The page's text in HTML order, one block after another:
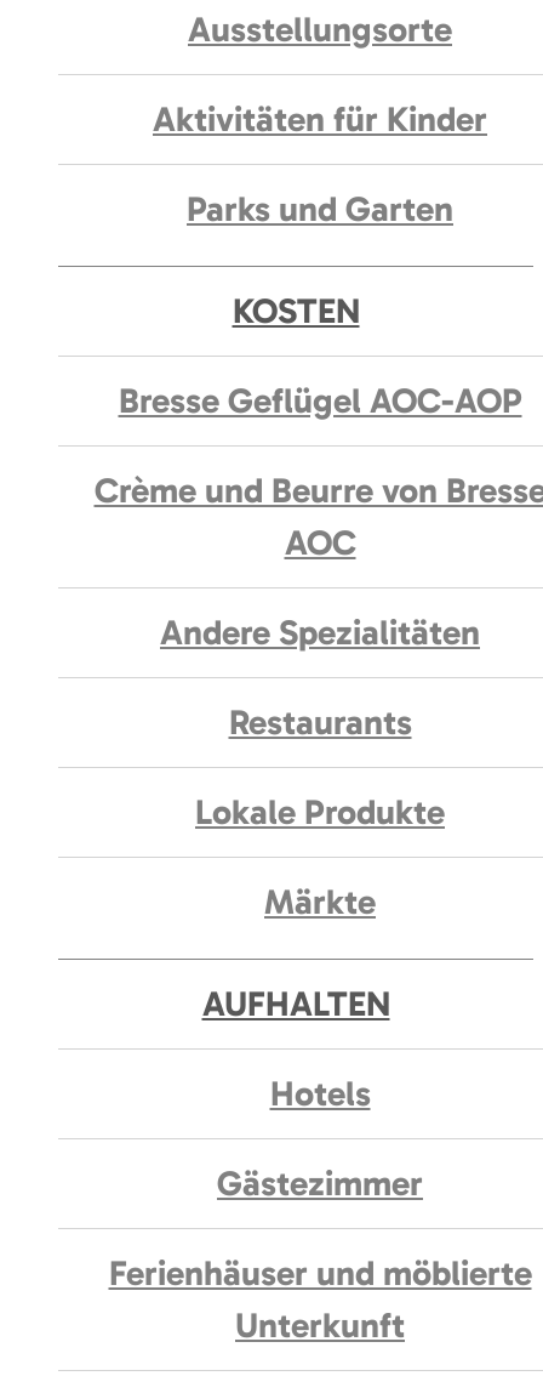
Ausstellungsorte
Aktivitäten für Kinder
Parks und Garten
KOSTEN
Bresse Geflügel AOC-AOP
Crème und Beurre von
AOC
Andere Spezialitäten
Restaurants
Lokale Produkte
Märkte
AUFHALTEN
Hotels
Gästezimmer
Ferienhäuser und möblierte
Unterkunft